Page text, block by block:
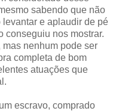
sabendo que não
e aplaudir de pé
conseguiu nos mostrar.
nenhum pode ser
completa de bom
atuações que
escravo, comprado